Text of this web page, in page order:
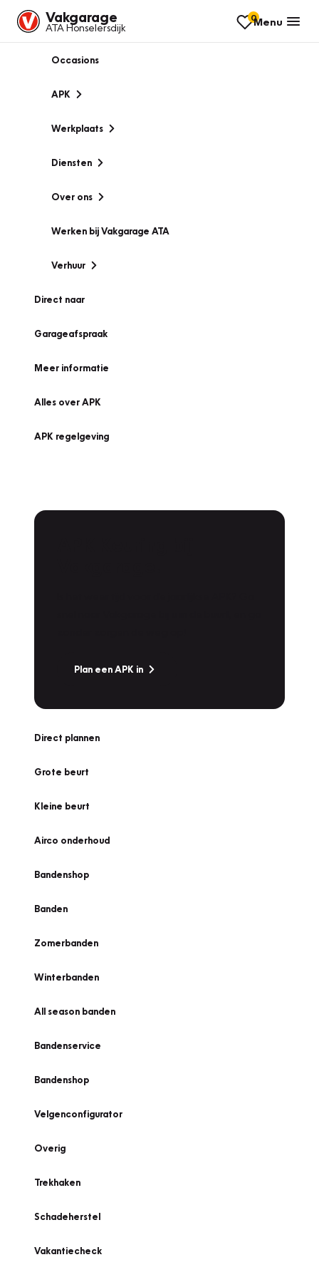
Vakgarage
ATA Honselersdijk
0Menu
Occasions
APK
Werkplaats
Diensten
Over ons
Werken bij Vakgarage ATA
Verhuur
Direct naar
Garageafspraak
Meer informatie
Alles over APK
APK regelgeving
Plan een APK in
Direct plannen
Grote beurt
Kleine beurt
Airco onderhoud
Bandenshop
Banden
Zomerbanden
Winterbanden
All season banden
Bandenservice
Bandenshop
Velgenconfigurator
Overig
Trekhaken
Schadeherstel
Vakantiecheck